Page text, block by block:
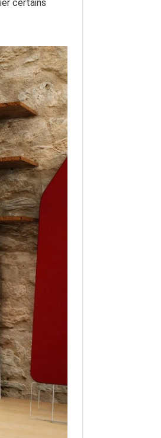
certains